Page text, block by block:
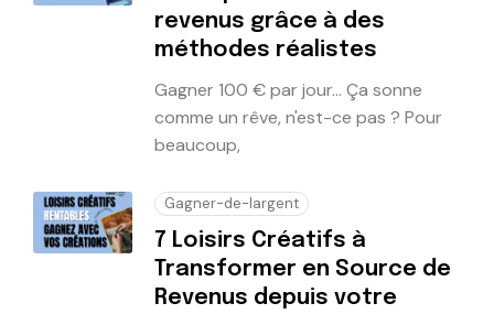
revenus grâce à des
méthodes réalistes
Gagner 100 € par jour... Ça sonne
comme un rêve, n'est-ce pas ? Pour
beaucoup,
Gagner-de-largent
7 Loisirs Créatifs à
Transformer en Source de
Revenus depuis votre